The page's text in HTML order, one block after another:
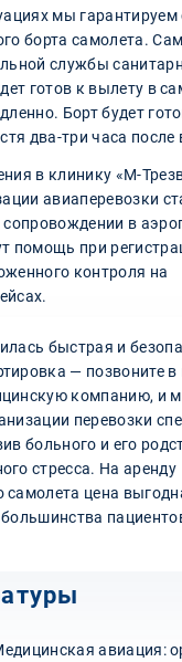
мы
борта самолета.
службы
готов к вылету в
Борт будет
два-три часа
в клинику «М-
авиаперевозки
в
помощь при
контроля на
быстрая и
— позвоните
компанию, и
перевозки
больного и его
стресса. На аренду
самолета цена
авиация: